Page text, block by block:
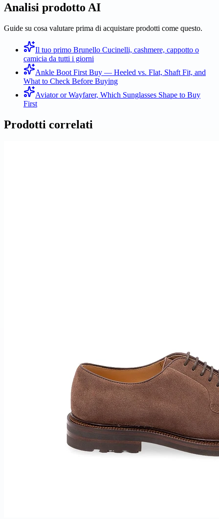
Analisi prodotto AI
Guide su cosa valutare prima di acquistare prodotti come questo.
Il tuo primo Brunello Cucinelli, cashmere, cappotto o
camicia da tutti i giorni
Ankle Boot First Buy — Heeled vs. Flat, Shaft Fit, and
What to Check Before Buying
Aviator or Wayfarer, Which Sunglasses Shape to Buy
First
Prodotti correlati